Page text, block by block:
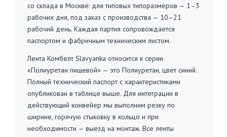
со склада в Москве: для типовых типоразмеров — 1–3
рабочих дня, под заказ с производства — 10–21
рабочий день. Каждая партия сопровождается
паспортом и фабричным техническим листом.
Лента Комбелт Slavyanka относится к серии
«Полиуретан пищевой» — это Полиуретан, цвет синий.
Полный технический паспорт с характеристиками
опубликован в таблице выше. Для интеграции в
действующий конвейер мы выполним резку по
ширине, горячую стыковку в кольцо и при
необходимости — выезд на монтаж. Все ленты